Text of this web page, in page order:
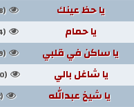
يا حظ عينك (4,928)
يا حمام (2,244)
يا ساكن في قلبي (8,249)
يا شاغل بالي (4,200)
يا شيخ عبدالله (2,672)